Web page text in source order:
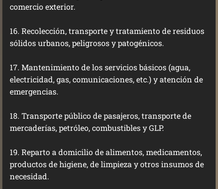
comercio exterior.
16. Recolección, transporte y tratamiento de residuos
sólidos urbanos, peligrosos y patogénicos.
17. Mantenimiento de los servicios básicos (agua,
electricidad, gas, comunicaciones, etc.) y atención de
emergencias.
18. Transporte público de pasajeros, transporte de
mercaderías, petróleo, combustibles y GLP.
19. Reparto a domicilio de alimentos, medicamentos,
productos de higiene, de limpieza y otros insumos de
necesidad.